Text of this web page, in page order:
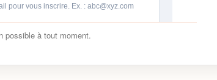
possible à tout moment.